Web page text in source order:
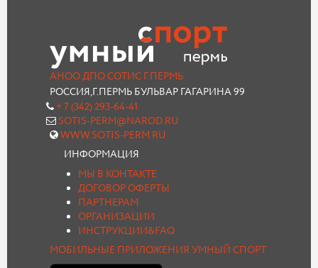
АНОО ДПО СОТИС Г.ПЕРМЬ
РОССИЯ,Г.ПЕРМЬ БУЛЬВАР ГАГАРИНА 99
+ 7 (342) 293-64-41
SOTIS-PERM@NAROD.RU
WWW.SOTIS-PERM.RU
ИНФОРМАЦИЯ
МЫ В КОНТАКТЕ
ДОГОВОР ОФЕРТЫ
ПАРТНЕРАМ
ОРГАНИЗАЦИИ
ИНСТРУКЦИИ&FAQ
МОБИЛЬНЫЕ ПРИЛОЖЕНИЯ УМНЫЙ СПОРТ